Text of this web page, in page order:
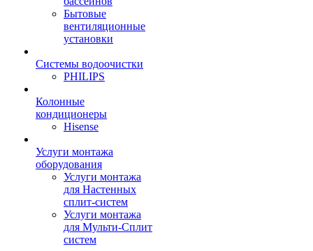
Бытовые
вентиляционные
установки
Системы водоочистки
PHILIPS
Колонные
кондиционеры
Hisense
Услуги монтажа
оборудования
Услуги монтажа
для Настенных
сплит-систем
Услуги монтажа
для Мульти-Сплит
систем